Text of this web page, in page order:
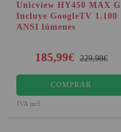
Unicview HY450 MAX G
Incluye GoogleTV 1.100
ANSI lúmenes
185,99€ 229,98€
COMPRAR
IVA incl.